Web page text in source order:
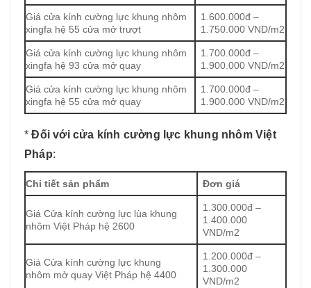
Giá cửa kính cường lực khung nhôm
xingfa hệ 55 cửa mở trượt
1.600.000đ –
1.750.000 VND/m2
Giá cửa kính cường lực khung nhôm
xingfa hệ 93 cửa mở quay
1.700.000đ –
1.900.000 VND/m2
Giá cửa kính cường lực khung nhôm
xingfa hệ 55 cửa mở quay
1.700.000đ –
1.900.000 VND/m2
*Đối với cửa kính cường lực khung nhôm Việt
Pháp:
Chi tiết sản phẩm Đơn giá
Giá Cửa kính cường lực lùa khung
nhôm Việt Pháp hệ 2600
1.300.000đ –
1.400.000
VND/m2
Giá Cửa kính cường lực khung
nhôm mở quay Việt Pháp hệ 4400
1.200.000đ –
1.300.000
VND/m2